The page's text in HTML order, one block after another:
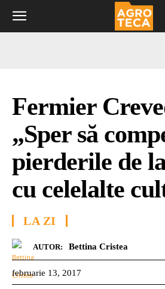
Fermier
„Sper să
pierderile de
cu celelalte
LA ZI
AUTOR: Bettina Cristea
februarie 13, 2017